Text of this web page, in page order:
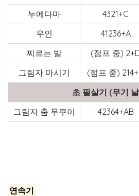
누에다마
4321+C
우인
41236+A
찌르는 발
(점프 중)
그림자 마시기
(점프 중)
초 필살기 (무기
그림자 춤 무쿠이
42364+AB
연속기